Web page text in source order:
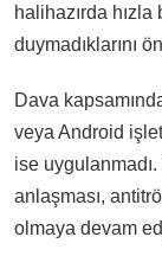
halihazırda
duymadıklarını
Dava
veya Android
ise uygulanmadı.
anlaşması,
olmaya devam